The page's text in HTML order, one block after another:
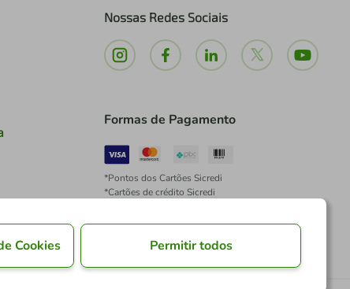
Nossas Redes Sociais
Formas de Pagamento
*Pontos dos Cartões Sicredi
*Cartões de crédito Sicredi
Cookies Permitir todos